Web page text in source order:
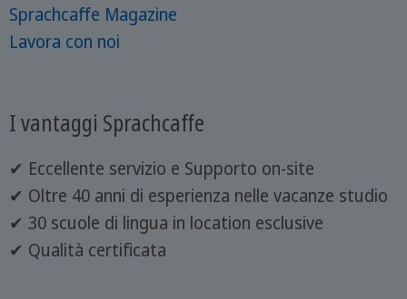
Sprachcaffe Magazine
Lavora con noi
I vantaggi Sprachcaffe
✔ Eccellente servizio e Supporto on-site
✔ Oltre 40 anni di esperienza nelle vacanze studio
✔ 30 scuole di lingua in location esclusive
✔ Qualità certificata